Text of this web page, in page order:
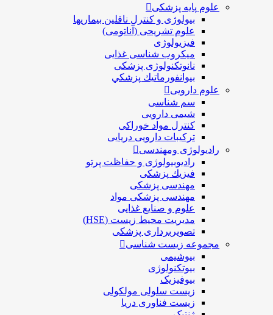
علوم پایه پزشکی
بیولوژی و کنترل ناقلین بیماریها
علوم تشریحی (آناتومی)
فیزیولوژی
ميكروب شناسی غذایی
نانوتکنولوژی پزشکی
بيوانفورماتيك پزشكي
علوم دارویی
سم شناسی
شیمی دارویی
کنترل مواد خوراکی
ترکیبات دارویی دریایی
رادیولوژی ومهندسی
رادیوبیولوژی و حفاظت پرتو
فيزيك پزشکی
مهندسی پزشکی
مهندسی پزشکی مواد
علوم و صنايع غذایی
مدیریت محیط زیست (HSE)
تصویربرداری پزشکی
مجموعه زیست شناسی
بیوشیمی
بیوتکنولوژی
بیوفیزیک
زیست سلولی مولکولی
زیست فناوری دریا